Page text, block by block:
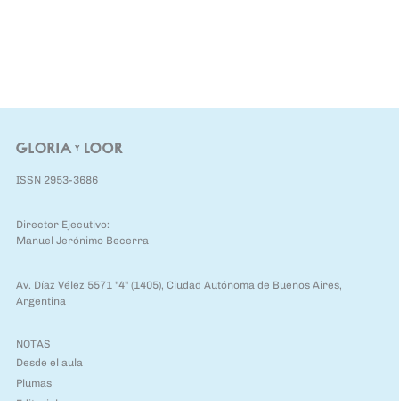
ISSN 2953-3686
Director Ejecutivo:
Manuel Jerónimo Becerra
Av. Díaz Vélez 5571 "4" (1405), Ciudad Autónoma de Buenos Aires,
Argentina
NOTAS
Desde el aula
Plumas